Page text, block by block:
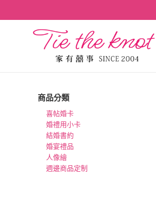
商品分類
喜帖婚卡
婚禮用小卡
結婚書約
婚宴禮品
人像繪
週邊商品定制